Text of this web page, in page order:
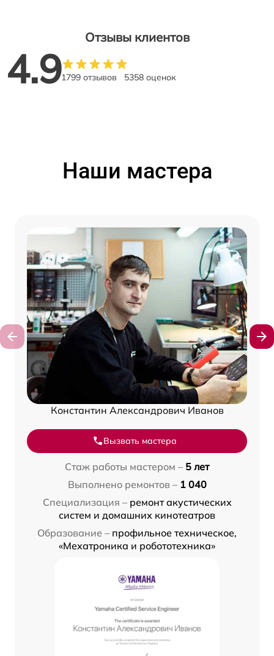
Отзывы клиентов
4.91799 отзывов 5358 оценок
Наши мастера
Константин Александрович Иванов
Вызвать мастера
Стаж работы мастером – 5 лет
Выполнено ремонтов – 1 040
Специализация – ремонт акустических
систем и домашних кинотеатров
Образование – профильное техническое,
«Мехатроника и робототехника»